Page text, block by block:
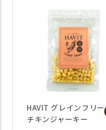
HAVIT グレインフリー
チキンジャーキー